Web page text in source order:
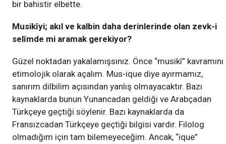
bir bahistir elbette.
Musikîyi; akıl ve kalbin daha derinlerinde olan zevk-i
selîmde mi aramak gerekiyor?
Güzel noktadan yakalamışsınız. Önce “musikî” kavramını
etimolojik olarak açalım. Mus-ique diye ayırmamız,
sanırım dilbilim açısından yanlış olmayacaktır. Bazı
kaynaklarda bunun Yunancadan geldiği ve Arabçadan
Türkçeye geçtiği söylenir. Bazı kaynaklarda da
Fransızcadan Türkçeye geçtiği bilgisi vardır. Filolog
olmadığım için tam bilemeyeceğim. Ancak, “ique”